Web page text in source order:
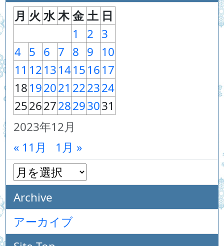
2023年12月
月 火 水木金 土 日
1
2 3
4 5 6 7 8 9
10
11 121314151617
18192021 222324
25262728293031
« 11月 1月 »
Archive
アーカイブ